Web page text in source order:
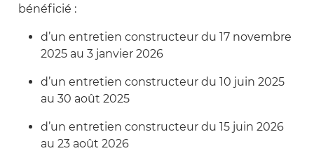
bénéficié :
d’un entretien constructeur du 17 novembre
2025 au 3 janvier 2026
d’un entretien constructeur du 10 juin 2025
au 30 août 2025
d’un entretien constructeur du 15 juin 2026
au 23 août 2026